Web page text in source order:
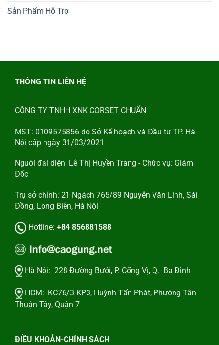
Sản Phẩm Hỗ Trợ
THÔNG TIN LIÊN HỆ
CÔNG TY TNHH XNK CORSET CHUẨN
MST: 0109575856 do Sở Kế hoạch và Đầu tư TP. Hà
Nội cấp ngày 31/03/2021
Nguời đại diện: Lê Thị Huyền Trang - Chức vụ: Giám
Đốc
Trụ sở chính: 21 Ngách 765/89 Nguyễn Văn Linh, Sài
Đồng, Long Biên, Hà Nội
Hotline: +84 856881588
Hà Nội: 228 Đường Bưởi, P. Cống Vị, Q. Ba Đình
HCM: KC76/3 KP3, Huỳnh Tấn Phát, Phường Tân
Thuận Tây, Quận 7
ĐIỀU KHOẢN-CHÍNH SÁCH